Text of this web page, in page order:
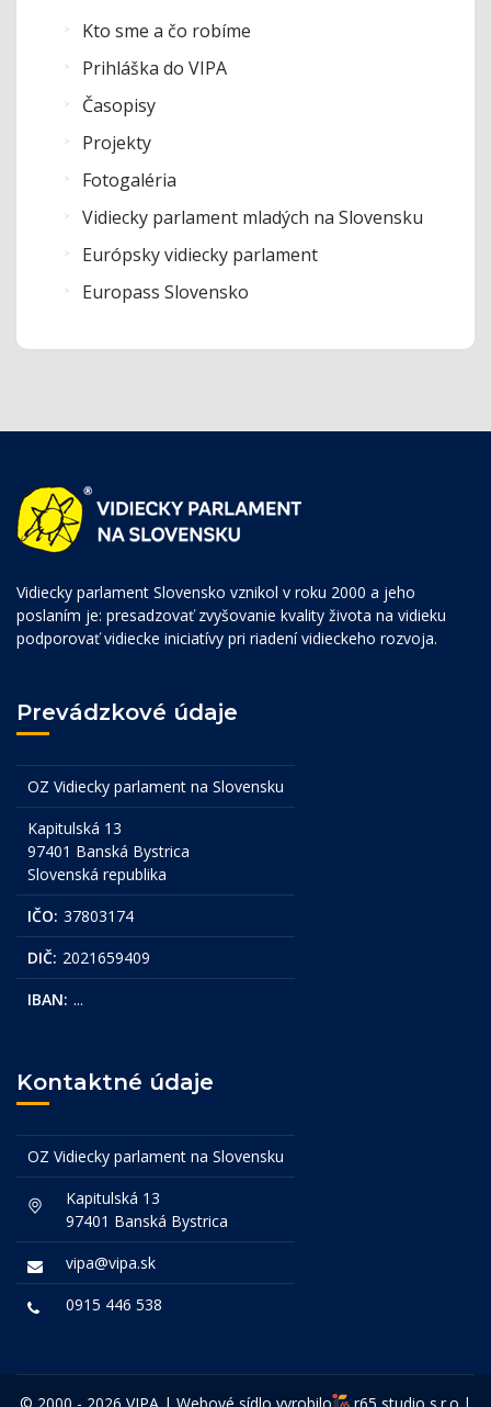
Kto sme a čo robíme
Prihláška do VIPA
Časopisy
Projekty
Fotogaléria
Vidiecky parlament mladých na Slovensku
Európsky vidiecky parlament
Europass Slovensko
Vidiecky parlament Slovensko vznikol v roku 2000 a jeho
poslaním je: presadzovať zvyšovanie kvality života na vidieku
podporovať vidiecke iniciatívy pri riadení vidieckeho rozvoja.
Prevádzkové údaje
OZ Vidiecky parlament na Slovensku
Kapitulská 13
97401 Banská Bystrica
Slovenská republika
IČO: 37803174
DIČ: 2021659409
IBAN: ...
Kontaktné údaje
OZ Vidiecky parlament na Slovensku
Kapitulská 13
97401 Banská Bystrica
vipa@vipa.sk
0915 446 538